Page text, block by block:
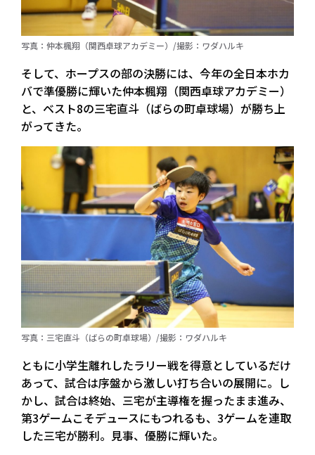
写真：仲本楓翔（関西卓球アカデミー）/撮影：ワダハルキ
そして、ホープスの部の決勝には、今年の全日本ホカ
バで準優勝に輝いた仲本楓翔（関西卓球アカデミー）
と、ベスト8の三宅直斗（ばらの町卓球場）が勝ち上
がってきた。
写真：三宅直斗（ばらの町卓球場）/撮影：ワダハルキ
ともに小学生離れしたラリー戦を得意としているだけ
あって、試合は序盤から激しい打ち合いの展開に。し
かし、試合は終始、三宅が主導権を握ったまま進み、
第3ゲームこそデュースにもつれるも、3ゲームを連取
した三宅が勝利。見事、優勝に輝いた。